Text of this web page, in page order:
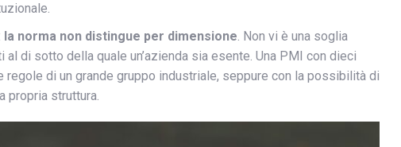
la norma non distingue per dimensione. Non vi è una soglia
di sotto della quale un’azienda sia esente. Una PMI con dieci
di un grande gruppo industriale, seppure con la possibilità di
propria struttura.